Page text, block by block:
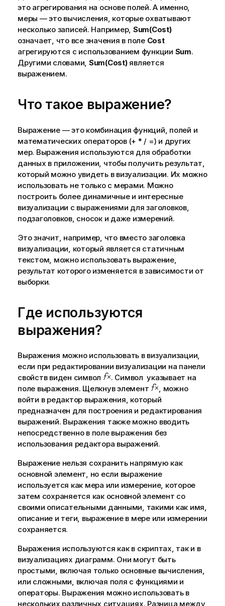
это агрегирования на основе полей. А именно,
меры — это вычисления, которые охватывают
несколько записей. Например, Sum(Cost)
означает, что все значения в поле Cost
агрегируются с использованием функции Sum.
Другими словами, Sum(Cost)является
выражением.
Что такое выражение?
Выражение — это комбинация функций, полей и
математических операторов (+ * / =) и других
мер. Выражения используются для обработки
данных в приложении , чтобы получить результат,
который можно увидеть в визуализации. Их можно
использовать не только с мерами. Можно
построить более динамичные и интересные
визуализации с выражениями для заголовков,
подзаголовков, сносок и даже измерений.
Это значит, например, что вместо заголовка
визуализации, который является статичным
текстом, можно использовать выражение,
результат которого изменяется в зависимости от
выборки.
Где используются
выражения?
Выражения можно использовать в визуализации,
если при редактировании визуализации на панели
свойств виден символ
. Символ указывает на
поле выражения. Щелкнув элемент
, можно
войти в редактор выражения, который
предназначен для построения и редактирования
выражений. Выражения также можно вводить
непосредственно в поле выражения без
использования редактора выражений.
Выражение нельзя сохранить напрямую как
основной элемент, но если выражение
используется как мера или измерение, которое
затем сохраняется как основной элемент со
своими описательными данными, такими как имя,
описание и теги, выражение в мере или измерении
сохраняется.
Выражения используются как в скриптах, так и в
визуализациях диаграмм. Они могут быть
простыми, включая только основные вычисления,
или сложными, включая поля с функциями и
операторы. Выражения можно использовать в
нескольких различных ситуациях. Разница между